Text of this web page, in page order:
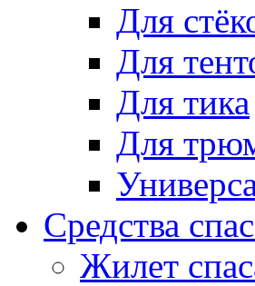
Для
Для
Для тика
Для
Средства
Жилет